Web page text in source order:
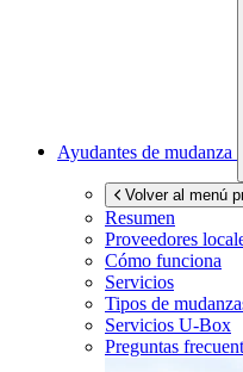
Ayudantes de mudanza
Volver al menú
Resumen
Proveedores
Cómo funciona
Servicios
Tipos de
Servicios U-Box
Preguntas